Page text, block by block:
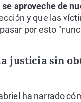
se aproveche de
y que las
por esto
justicia sin
ha narrado